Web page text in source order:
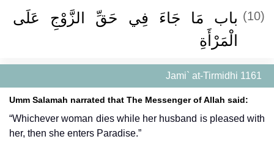
(10) باب مَا جَاءَ فِي حَقِّ الزَّوْجِ عَلَى
الْمَرْأَةِ
Jami` at-Tirmidhi 1161
Umm Salamah narrated that The Messenger of Allah said:
“Whichever woman dies while her husband is pleased with
her, then she enters Paradise.”